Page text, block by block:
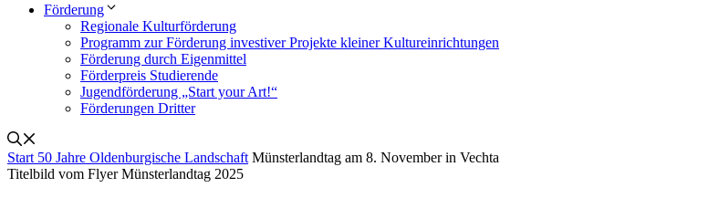
Förderung
Regionale Kulturförderung
Programm zur Förderung investiver Projekte kleiner Kultureinrichtungen
Förderung durch Eigenmittel
Förderpreis Studierende
Jugendförderung „Start your Art!“
Förderungen Dritter
Start 50 Jahre Oldenburgische Landschaft Münsterlandtag am 8. November in Vechta
Titelbild vom Flyer Münsterlandtag 2025